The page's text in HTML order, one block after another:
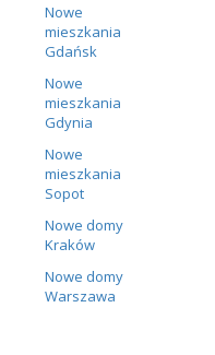
Nowe
mieszkania
Gdańsk
Nowe
mieszkania
Gdynia
Nowe
mieszkania
Sopot
Nowe domy
Kraków
Nowe domy
Warszawa